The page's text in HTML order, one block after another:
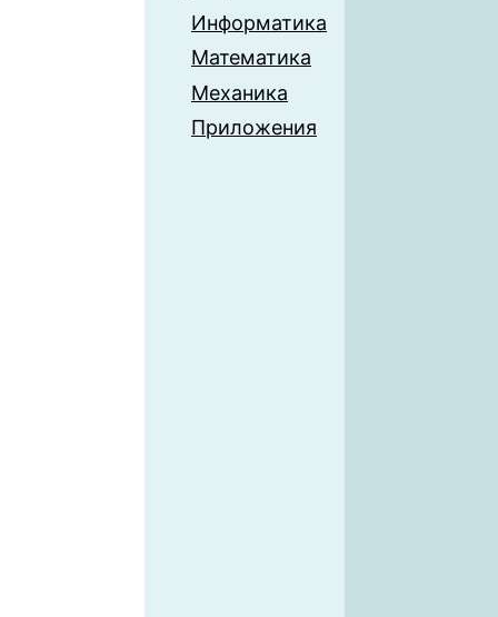
Информатика
Математика
Механика
Приложения